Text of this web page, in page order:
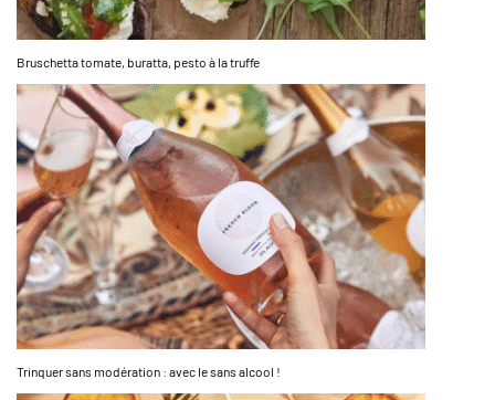
Bruschetta tomate, buratta, pesto à la truffe
Trinquer sans modération : avec le sans alcool !